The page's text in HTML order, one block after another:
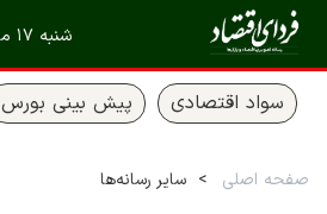
شنبه ۱۷ مرداد ۱۴۰۵
سواد اقتصادی پیش بینی بورس
صفحه اصلی سایر رسانه‌ها